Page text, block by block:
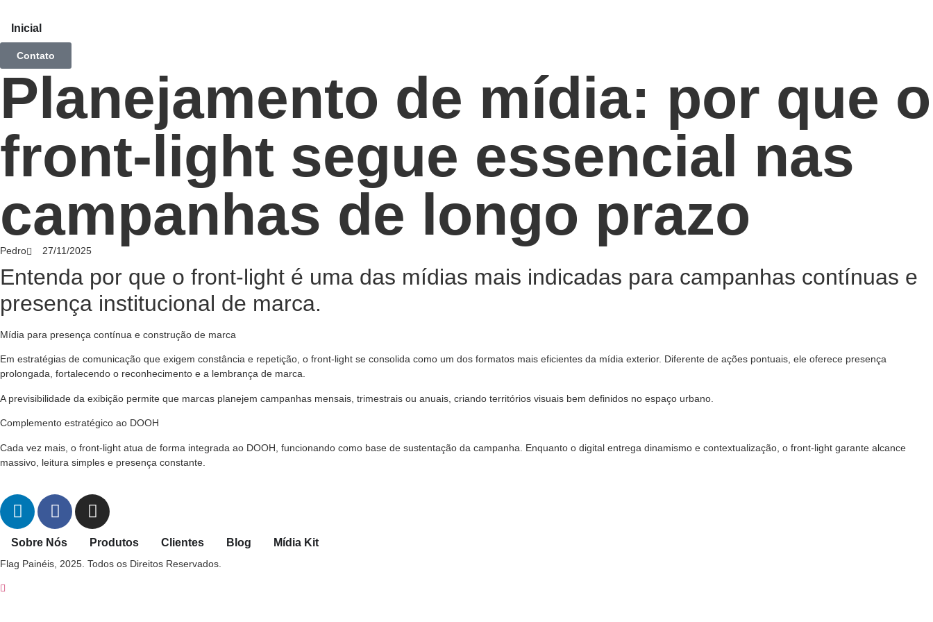
Inicial
Contato
Planejamento de mídia: por que o
front-light segue essencial nas
campanhas de longo prazo
Pedro 27/11/2025
Entenda por que o front-light é uma das mídias mais indicadas para campanhas contínuas e
presença institucional de marca.
Mídia para presença contínua e construção de marca
Em estratégias de comunicação que exigem constância e repetição, o front-light se consolida como um dos formatos mais eficientes da mídia exterior. Diferente de ações pontuais, ele oferece presença
prolongada, fortalecendo o reconhecimento e a lembrança de marca.
A previsibilidade da exibição permite que marcas planejem campanhas mensais, trimestrais ou anuais, criando territórios visuais bem definidos no espaço urbano.
Complemento estratégico ao DOOH
Cada vez mais, o front-light atua de forma integrada ao DOOH, funcionando como base de sustentação da campanha. Enquanto o digital entrega dinamismo e contextualização, o front-light garante alcance
massivo, leitura simples e presença constante.
Sobre Nós Produtos Clientes Blog Mídia Kit
Flag Painéis, 2025. Todos os Direitos Reservados.